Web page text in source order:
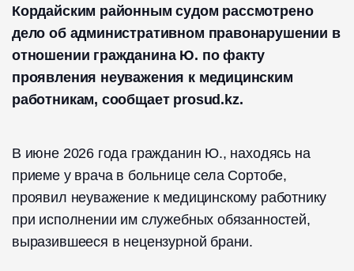
Кордайским районным судом рассмотрено
дело об административном правонарушении в
отношении гражданина Ю. по факту
проявления неуважения к медицинским
работникам, сообщает prosud.kz.
В июне 2026 года гражданин Ю., находясь на
приеме у врача в больнице села Сортобе,
проявил неуважение к медицинскому работнику
при исполнении им служебных обязанностей,
выразившееся в нецензурной брани.